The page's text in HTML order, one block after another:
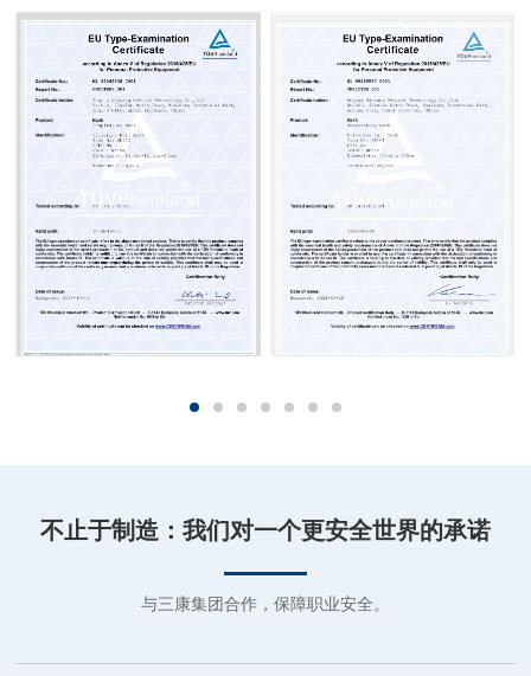
不止于制造：我们对一个更安全世界的承诺
与三康集团合作，保障职业安全。